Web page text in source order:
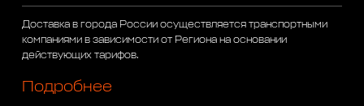
Доставка в города России осуществляется транспортными
компаниями в зависимости от Региона на основании
действующих тарифов.
Подробнее